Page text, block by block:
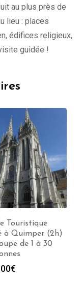
au plus près de
lieu : places
édifices religieux,
guidée !
Touristique
à Quimper (2h)
de 1 à 30
€